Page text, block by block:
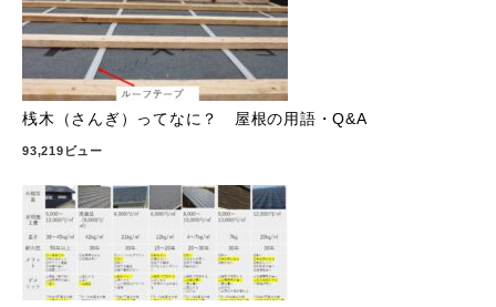
桟木（さんぎ）ってなに？ 屋根の用語・Q&A
93,219ビュー